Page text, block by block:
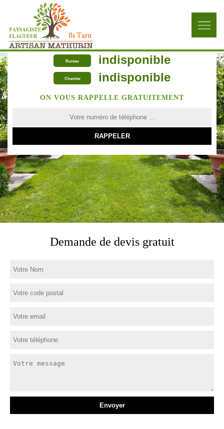
Bureau indisponible
Chantier indisponible
ON VOUS RAPPELLE GRATUITEMENT
Demande de devis gratuit